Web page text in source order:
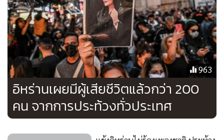
กลุ่มชาวเคิร์ดนอกประเทศว่ามีส่วนยุยงปลุกปั่นให้คนอิหร่าน
ลุกฮือต่อต้านรัฐ
ที่มา : เอเอฟพี
963
อิหร่านเผยมีผู้เสียชีวิตแล้วกว่า 200
คน จากการประท้วงทั่วประเทศ